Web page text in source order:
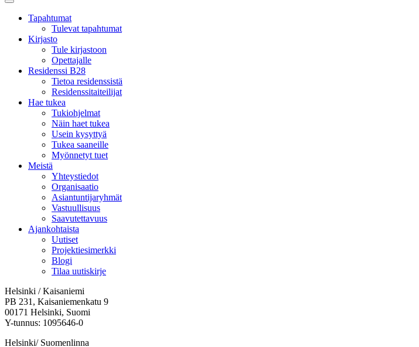
Sulje
päävalikkoTapahtumat
Tulevat tapahtumat
Kirjasto
Tule kirjastoon
Opettajalle
Residenssi B28
Tietoa residenssistä
Residenssitaiteilijat
Hae tukea
Tukiohjelmat
Näin haet tukea
Usein kysyttyä
Tukea saaneille
Myönnetyt tuet
Meistä
Yhteystiedot
Organisaatio
Asiantuntijaryhmät
Vastuullisuus
Saavutettavuus
Ajankohtaista
Uutiset
Projektiesimerkki
Blogi
Tilaa uutiskirje
Helsinki / Kaisaniemi
PB 231, Kaisaniemenkatu 9
00171 Helsinki, Suomi
Y-tunnus: 1095646-0
Helsinki/ Suomenlinna